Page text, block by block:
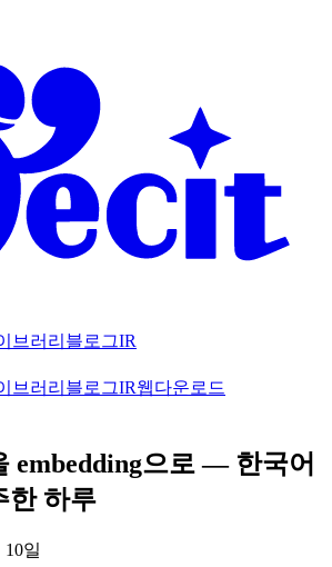
브러리 블로그IR
브러리 블로그IR웹다운로드
embedding으로 — 한국어
한 하루
10일